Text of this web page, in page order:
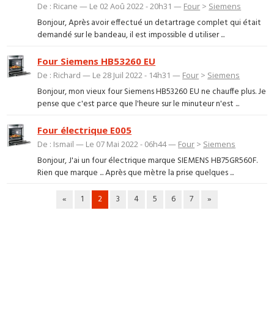
De : Ricane — Le 02 Aoû 2022 - 20h31 — Four > Siemens
Bonjour, Après avoir effectué un detartrage complet qui était
demandé sur le bandeau, il est impossible d utiliser ...
Four Siemens HB53260 EU
De : Richard — Le 28 Juil 2022 - 14h31 — Four > Siemens
Bonjour, mon vieux four Siemens HB53260 EU ne chauffe plus. Je
pense que c'est parce que l'heure sur le minuteur n'est ...
Four électrique E005
De : Ismail — Le 07 Mai 2022 - 06h44 — Four > Siemens
Bonjour, J'ai un four électrique marque SIEMENS HB75GR560F.
Rien que marque ... Après que mètre la prise quelques ...
« 1 2 3 4 5 6 7 »